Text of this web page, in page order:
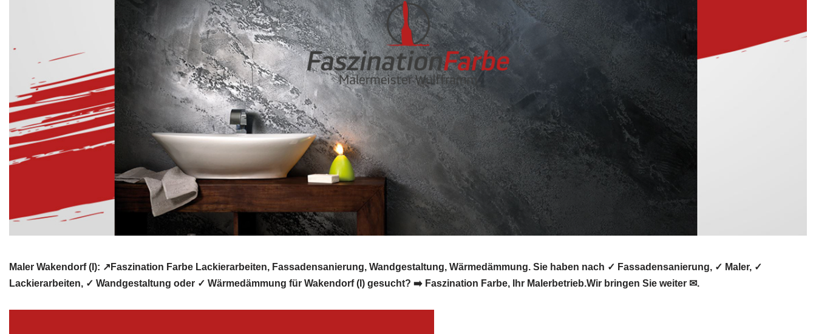
Maler Wakendorf (I): ↗️Faszination Farbe Lackierarbeiten, Fassadensanierung, Wandgestaltung, Wärmedämmung. Sie haben nach ✓ Fassadensanierung, ✓ Maler, ✓
Lackierarbeiten, ✓ Wandgestaltung oder ✓ Wärmedämmung für Wakendorf (I) gesucht? ➡️ Faszination Farbe, Ihr Malerbetrieb.Wir bringen Sie weiter ✉.